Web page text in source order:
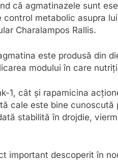
că agmatinazele sunt
control metabolic asupra
Charalampos Rallis.
este produsă din
modului în care
1, cât și rapamicina
cale este bine
stabilită în drojdie,
important descoperit în